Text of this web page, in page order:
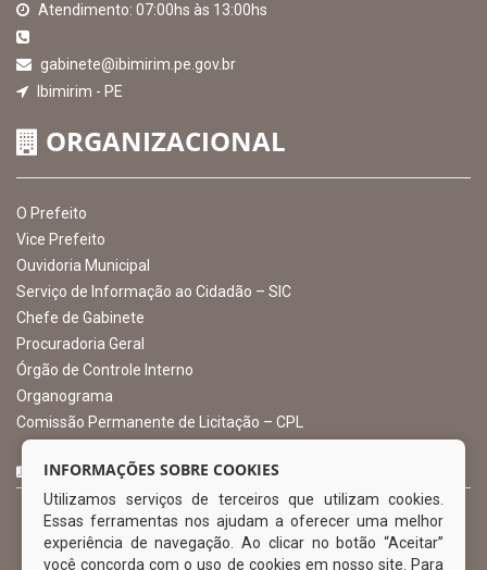
INSTITUCIONAL
Atendimento: 07:00hs às 13:00hs
gabinete@ibimirim.pe.gov.br
Ibimirim - PE
ORGANIZACIONAL
O Prefeito
Vice Prefeito
Ouvidoria Municipal
Serviço de Informação ao Cidadão – SIC
Chefe de Gabinete
Procuradoria Geral
INFORMAÇÕES SOBRE COOKIES
Utilizamos serviços de terceiros que utilizam cookies.
Essas ferramentas nos ajudam a oferecer uma melhor
experiência de navegação. Ao clicar no botão “Aceitar”
você concorda com o uso de cookies em nosso site. Para